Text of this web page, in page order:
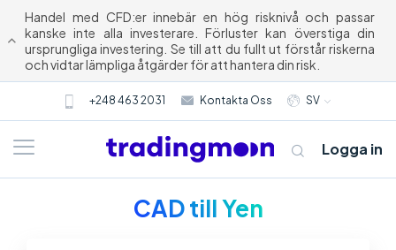
Handel med CFD:er innebär en hög risknivå och passar
kanske inte alla investerare. Förluster kan överstiga din
ursprungliga investering. Se till att du fullt ut förstår riskerna
och vidtar lämpliga åtgärder för att hantera din risk.
+248 463 2031 Kontakta Oss SV
Logga in
CAD till Yen